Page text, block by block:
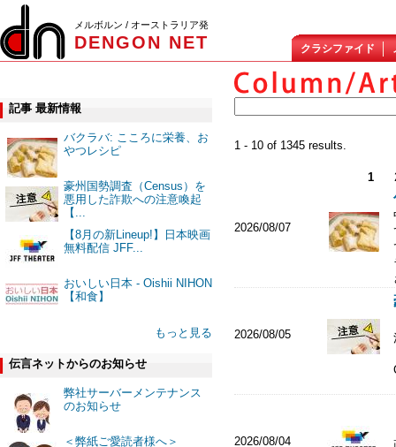
メルボルン / オーストラリア発
DENGON NET クラシファイド
記事 最新情報
バクラバ: こころに栄養、お
やつレシピ
豪州国勢調査（Census）を
悪用した詐欺への注意喚起
【...
【8月の新Lineup!】日本映画
無料配信 JFF...
おいしい日本 - Oishii NIHON
【和食】
もっと見る
伝言ネットからのお知らせ
弊社サーバーメンテナンス
のお知らせ
＜弊紙ご愛読者様へ＞
1 - 10 of 1345 results.
1
2026/08/07
2026/08/05
2026/08/04